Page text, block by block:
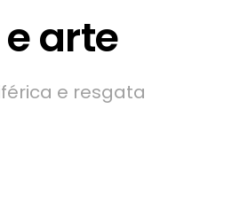
arte
e resgata